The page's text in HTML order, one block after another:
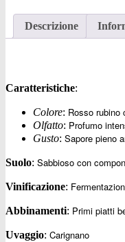
Descrizione
Caratteristiche:
Colore: Rosso rubino
Olfatto: Profumo
Gusto: Sapore pieno
Suolo: Sabbioso con
Vinificazione:
Abbinamenti: Primi piatti
Uvaggio: Carignano